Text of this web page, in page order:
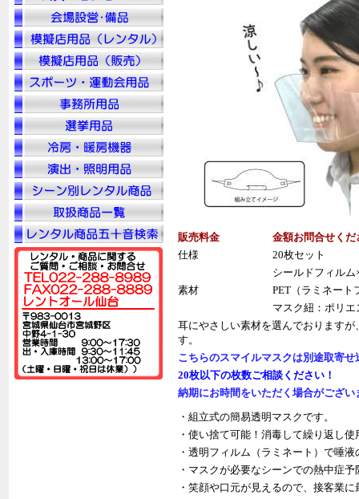
販売料金
金額お問合せくだ
仕様
20枚セット
シールドフィル
素材
PET（ラミネート
マスク紐：ポリエ
耳にやさしい素材を選んでおります
す。
こちらのスマイルマスクは別途取寄
20枚以下の枚数ご相談ください！
納期にお時間をいただく場合がござい
・組立式の簡易透明マスクです。
・使い捨て可能！消毒して繰り返し使
・透明フィルム（ラミネート）で唾
・マスクが必要なシーンでの熱中症予
・笑顔や口元が見えるので、接客業に